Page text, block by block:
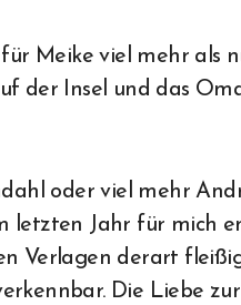
Meike viel mehr als
der Insel und das
oder viel mehr
Jahr für mich
Verlagen derart
Die Liebe